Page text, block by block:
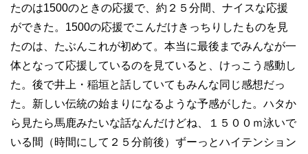
たのは1500のときの応援で、約２５分間、ナイスな応援
ができた。1500の応援でこんだけきっちりしたものを見
たのは、たぶんこれが初めて。本当に最後までみんなが一
体となって応援しているのを見ていると、けっこう感動し
た。後で井上・稲垣と話していてもみんな同じ感想だっ
た。新しい伝統の始まりになるような予感がした。ハタか
ら見たら馬鹿みたいな話なんだけどね、１５００ｍ泳いで
いる間（時間にして２５分前後）ずーっとハイテンション